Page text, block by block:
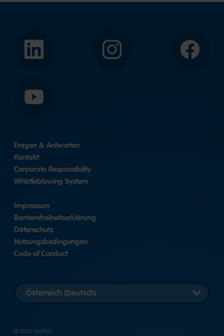
LinkedIn Instagram Facebook
YouTube
Fragen & Antworten
Kontakt
Corporate Responsibility
Whistleblowing System
Impressum
Barrierefreiheitserklärung
Datenschutz
Nutzungsbedingungen
Code of Conduct
Länderversion
auswählen
© 2026 HARIBO